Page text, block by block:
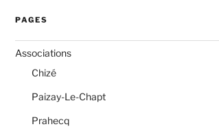
PAGES
Associations
Chizé
Paizay-Le-Chapt
Prahecq